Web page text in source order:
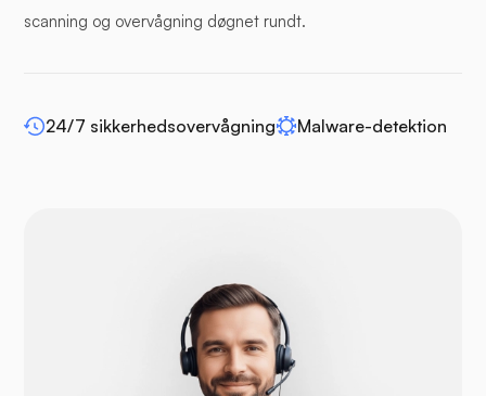
WP-udvid
scanning og overvågning døgnet rundt.
24/7 sikkerhedsovervågning Malware-detektion